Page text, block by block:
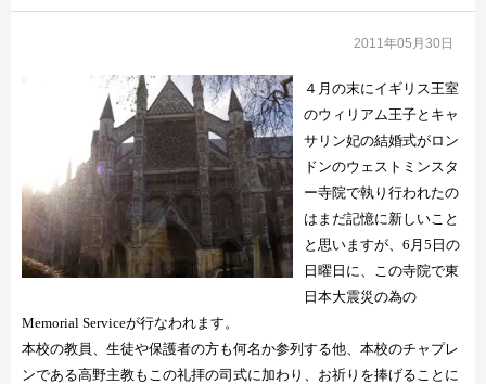
2011年05月30日
４月の末にイギリス王室
のウィリアム王子とキャ
サリン妃の結婚式がロン
ドンのウェストミンスタ
ー寺院で執り行われたの
はまだ記憶に新しいこと
と思いますが、 6 月5 日の
日曜日に、この寺院で東
日本大震災の為の
Memorial Serviceが行なわれます。
本校の教員、生徒や保護者の方も何名か参列する他、本校のチャプレ
ンである高野主教もこの礼拝の司式に加わり、お祈りを捧げることに